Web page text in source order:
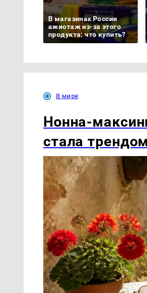
В магазинах России
ажиотаж из-за этого
продукта: что купить?
В мире
Нонна-
стала